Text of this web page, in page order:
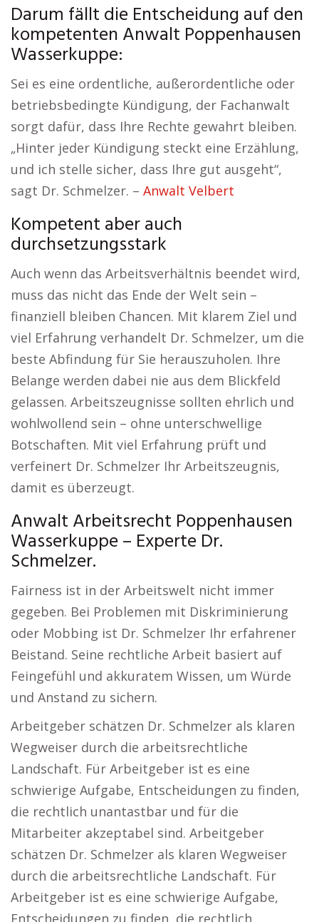
Darum fällt die Entscheidung auf den
kompetenten Anwalt Poppenhausen
Wasserkuppe:
Sei es eine ordentliche, außerordentliche oder
betriebsbedingte Kündigung, der Fachanwalt
sorgt dafür, dass Ihre Rechte gewahrt bleiben.
„Hinter jeder Kündigung steckt eine Erzählung,
und ich stelle sicher, dass Ihre gut ausgeht“,
sagt Dr. Schmelzer. – Anwalt Velbert
Kompetent aber auch
durchsetzungsstark
Auch wenn das Arbeitsverhältnis beendet wird,
muss das nicht das Ende der Welt sein –
finanziell bleiben Chancen. Mit klarem Ziel und
viel Erfahrung verhandelt Dr. Schmelzer, um die
beste Abfindung für Sie herauszuholen. Ihre
Belange werden dabei nie aus dem Blickfeld
gelassen. Arbeitszeugnisse sollten ehrlich und
wohlwollend sein – ohne unterschwellige
Botschaften. Mit viel Erfahrung prüft und
verfeinert Dr. Schmelzer Ihr Arbeitszeugnis,
damit es überzeugt.
Anwalt Arbeitsrecht Poppenhausen
Wasserkuppe – Experte Dr.
Schmelzer.
Fairness ist in der Arbeitswelt nicht immer
gegeben. Bei Problemen mit Diskriminierung
oder Mobbing ist Dr. Schmelzer Ihr erfahrener
Beistand. Seine rechtliche Arbeit basiert auf
Feingefühl und akkuratem Wissen, um Würde
und Anstand zu sichern.
Arbeitgeber schätzen Dr. Schmelzer als klaren
Wegweiser durch die arbeitsrechtliche
Landschaft. Für Arbeitgeber ist es eine
schwierige Aufgabe, Entscheidungen zu finden,
die rechtlich unantastbar und für die
Mitarbeiter akzeptabel sind. Arbeitgeber
schätzen Dr. Schmelzer als klaren Wegweiser
durch die arbeitsrechtliche Landschaft. Für
Arbeitgeber ist es eine schwierige Aufgabe,
Entscheidungen zu finden, die rechtlich